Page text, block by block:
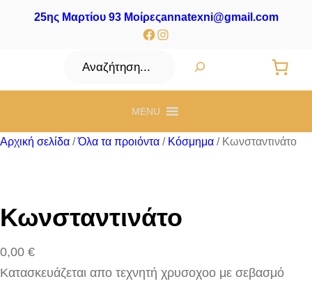
25ης Μαρτίου 93 Μοίρεςannatexni@gmail.com
Facebook
Instagram
Αναζήτηση
MENU
Αρχική σελίδα /Όλα τα προιόντα / Κόσμημα / Κωνσταντινάτο
Κωνσταντινάτο
0,00 €
Κατασκευάζεται απο τεχνητή χρυσοχοο με σεβασμό